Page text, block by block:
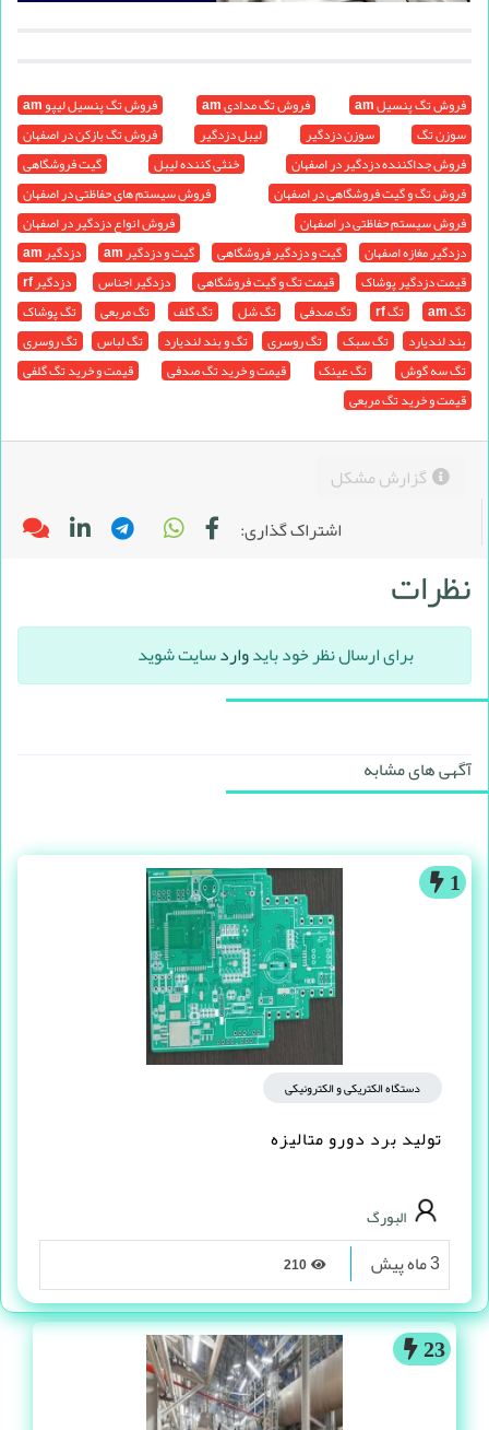
23
فروش تگ پنسیل am فروش تگ مدادی am
فروش تگ پنسیل لیپو am
سوزن تگ
سوزن دزدگیر لیبل دزدگیر
فروش تگ بازکن در اصفهان
فروش جداکننده دزدگیر در اصفهان
خنثی کننده لیبل
گیت فروشگاهی
فروش تگ و گیت فروشگاهی در اصفهان
فروش سیستم های حفاظتی در اصفهان
فروش سیستم حفاظتی در اصفهان
فروش انواع دزدگیر در اصفهان
دزدگیر مغازه اصفهان
گیت و دزدگیر فروشگاهی گیت و دزدگیر am
دزدگیر am
قیمت دزدگیر پوشاک
قیمت تگ و گیت فروشگاهی دزدگیر اجناس
دزدگیر rf
تگ am
تگ rf تگ صدفی تگ شل تگ گلف تگ مربعی
تگ پوشاک
بند لندیارد
تگ سبک تگ روسری تگ و بند لندیارد تگ لباس
تگ روسری
تگ سه گوش
تگ عینک قیمت و خرید تگ صدفی
قیمت و خرید تگ گلفی
قیمت و خرید تگ مربعی
گزارش مشکل
اشتراک گذاری:
نظرات
برای ارسال نظر خود بایدواردسایت شوید
آگهی های مشابه
1
دستگاه الکتریکی و الکترونیکی
تولید برد دورو متالیزه
البورگ
3 ماه پیش